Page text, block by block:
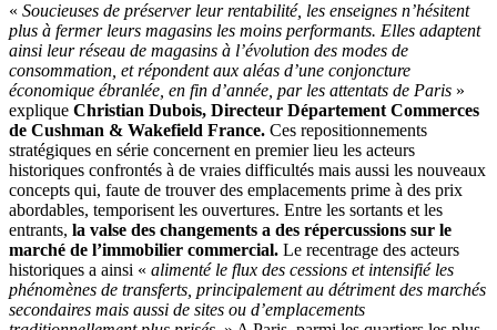
« Soucieuses de préserver leur rentabilité, les enseignes n’hésitent
plus à fermer leurs magasins les moins performants. Elles adaptent
ainsi leur réseau de magasins à l’évolution des modes de
consommation, et répondent aux aléas d’une conjoncture
économique ébranlée, en fin d’année, par les attentats de Paris »
explique Christian Dubois, Directeur Département Commerces
de Cushman & Wakefield France. Ces repositionnements
stratégiques en série concernent en premier lieu les acteurs
historiques confrontés à de vraies difficultés mais aussi les nouveaux
concepts qui, faute de trouver des emplacements prime à des prix
abordables, temporisent les ouvertures. Entre les sortants et les
entrants, la valse des changements a des répercussions sur le
marché de l’immobilier commercial. Le recentrage des acteurs
historiques a ainsi « alimenté le flux des cessions et intensifié les
phénomènes de transferts, principalement au détriment des marchés
secondaires mais aussi de sites ou d’emplacements